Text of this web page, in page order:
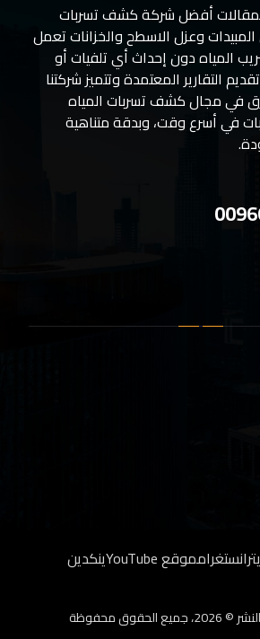
أفضل شركة كشف تسربات
وعزل الاسطح والخزانات تعمل
دون إحداث أي تلفيات أو
التقارير المعتمدة وتتميز شركتنا
في مجال كشف تسربات المياه
في أسرع وقت، وبدقة متناهية
انستغرامموقع YouTube ينكدين
محفوظة